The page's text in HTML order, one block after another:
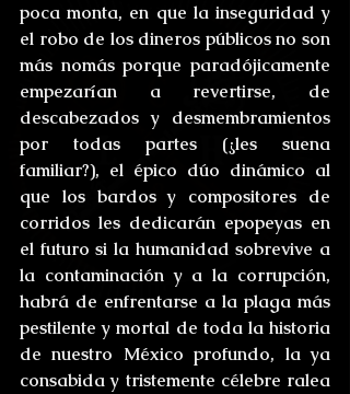
poca monta, en que la inseguridad y
el robo de los dineros públicos no son
más nomás porque paradójicamente
empezarían a revertirse, de
descabezados y desmembramientos
por todas partes (¿les suena
familiar?), el épico dúo dinámico al
que los bardos y compositores de
corridos les dedicarán epopeyas en
el futuro si la humanidad sobrevive a
la contaminación y a la corrupción,
habrá de enfrentarse a la plaga más
pestilente y mortal de toda la historia
de nuestro México profundo, la ya
consabida y tristemente célebre ralea